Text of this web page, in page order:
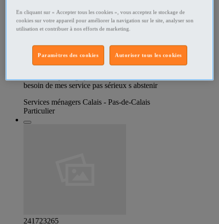
346886708
femme de ménage a votre service
bonjour femme de ménage a votre service pour nettoyage
besoin de mes service pas sérieux s abstenir
Services ménagers Calais - Pas-de-Calais
Particulier
241723265
En cliquant sur « Accepter tous les cookies », vous acceptez le stockage de
cookies sur votre appareil pour améliorer la navigation sur le site, analyser son
utilisation et contribuer à nos efforts de marketing.
Autoriser tous les cookies
Paramètres des cookies